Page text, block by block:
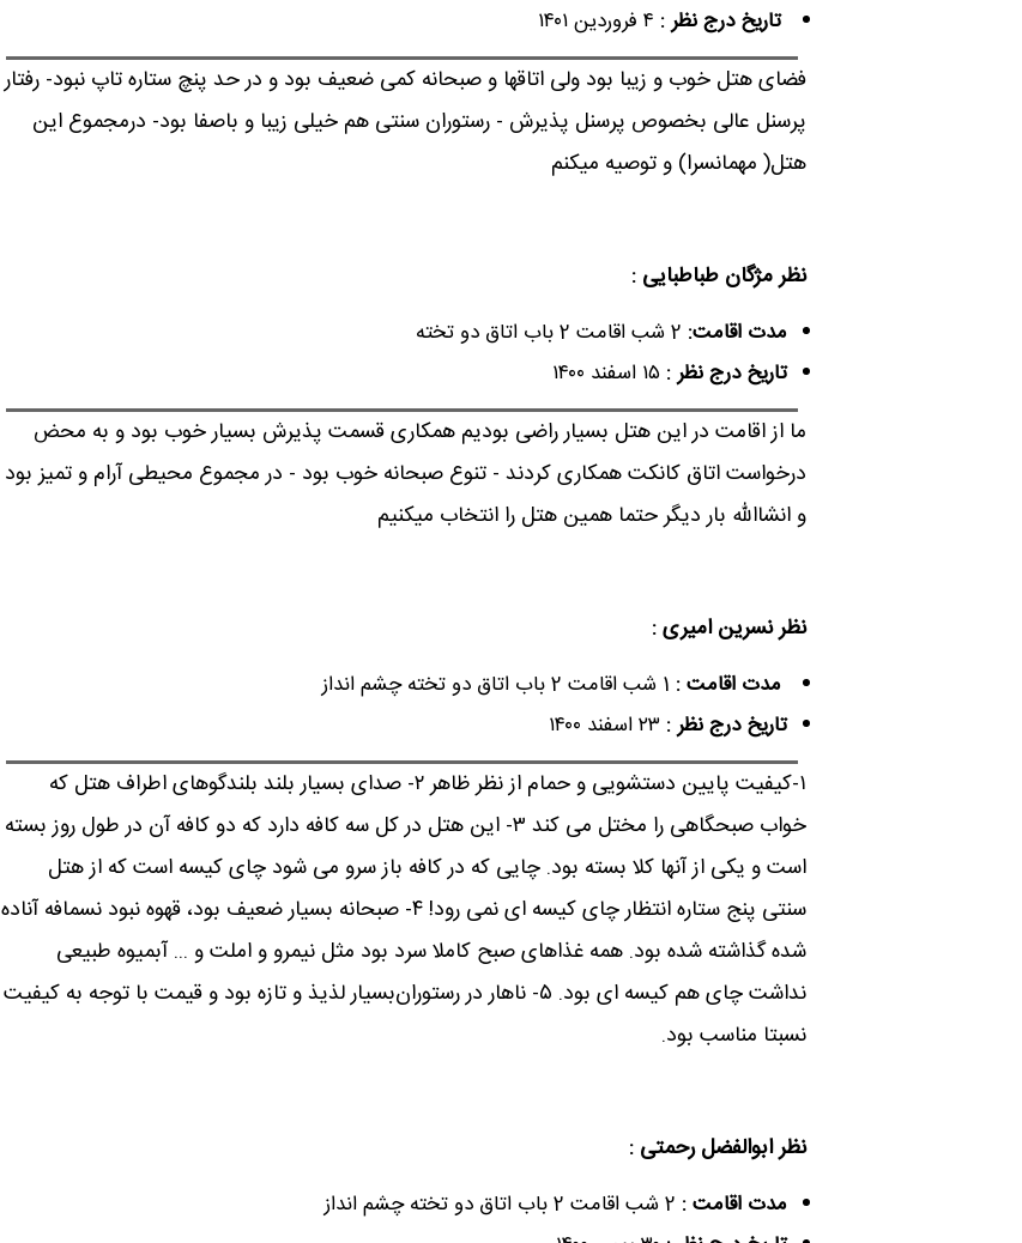
تاریخ درج نظر : ۴ فروردین ۱۴۰۱
فضای هتل خوب و زیبا بود ولی اتاقها و صبحانه کمی ضعیف بود و در حد پنچ ستاره تاپ نبود- رفتار
پرسنل عالی بخصوص پرسنل پذیرش - رستوران سنتی هم خیلی زیبا و باصفا بود- درمجموع این
هتل( مهمانسرا) و توصیه میکنم
نظر مژگان طباطبایی :
مدت اقامت: 2 شب اقامت 2 باب اتاق دو تخته
تاریخ درج نظر : ۱۵ اسفند ۱۴۰۰
ما از اقامت در این هتل بسیار راضی بودیم همکاری قسمت پذیرش بسیار خوب بود و به محض
درخواست اتاق کانکت همکاری کردند - تنوع صبحانه خوب بود - در مجموع محیطی آرام و تمیز بود
و انشاالله بار دیگر حتما همین هتل را انتخاب میکنیم
نظر نسرین امیری :
مدت اقامت : 1 شب اقامت 2 باب اتاق دو تخته چشم انداز
تاریخ درج نظر :۲۳ اسفند ۱۴۰۰
۱-کیفیت پایین دستشویی و حمام از نظر ظاهر ۲- صدای بسیار بلند بلندگوهای اطراف هتل که
خواب صبحگاهی را مختل می کند ۳- این هتل در کل سه کافه دارد که دو کافه آن در طول روز بسته
است و یکی از آنها کلا بسته بود. چایی که در کافه باز سرو می شود چای کیسه است که از هتل
سنتی پنج ستاره انتظار چای کیسه ای نمی رود! ۴- صبحانه بسیار ضعیف بود، قهوه نبود نسمافه آناده
شده گذاشته شده بود. همه غذاهای صبح کاملا سرد بود مثل نیمرو و املت و ... آبمیوه طبیعی
نداشت چای هم کیسه ای بود. ۵- ناهار در رستوران‌بسیار لذیذ و تازه بود و قیمت با توجه به کیفیت
نسبتا مناسب بود.
نظر ابوالفضل رحمتی :
مدت اقامت : 2 شب اقامت 2 باب اتاق دو تخته چشم انداز